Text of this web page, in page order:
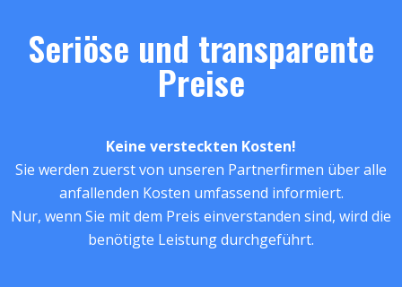
Seriöse und transparente
Preise
Keine versteckten Kosten!
Sie werden zuerst von unseren Partnerfirmen über alle
anfallenden Kosten umfassend informiert.
Nur, wenn Sie mit dem Preis einverstanden sind, wird die
benötigte Leistung durchgeführt.